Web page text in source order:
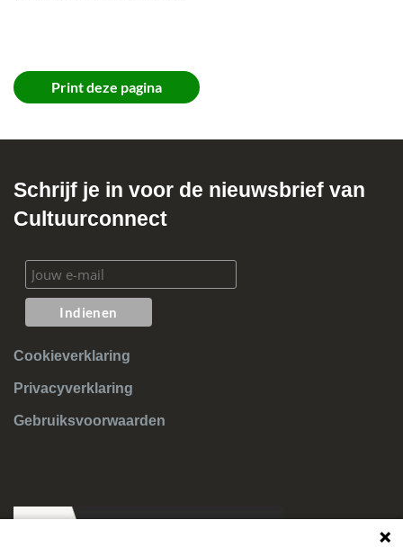
Print deze pagina
Schrijf je in voor de nieuwsbrief van
Cultuurconnect
Cookieverklaring
Privacyverklaring
Gebruiksvoorwaarden